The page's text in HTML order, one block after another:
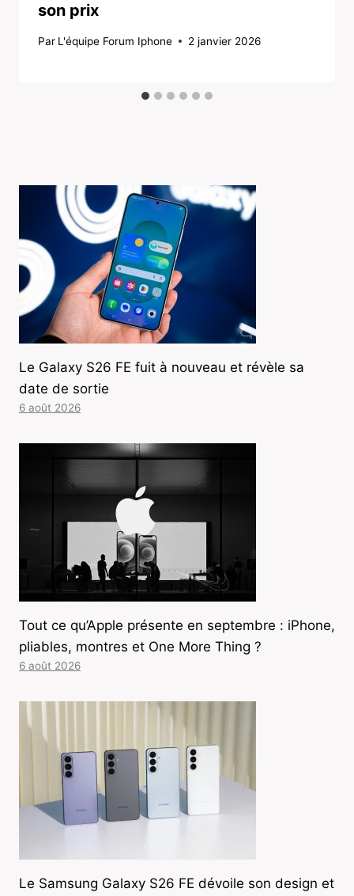
son prix
Par L'équipe Forum Iphone 2 janvier 2026
Le Galaxy S26 FE fuit à nouveau et révèle sa
date de sortie
6 août 2026
Tout ce qu’Apple présente en septembre : iPhone,
pliables, montres et One More Thing ?
6 août 2026
Le Samsung Galaxy S26 FE dévoile son design et